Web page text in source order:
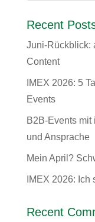
Recent
Juni-Rückblick:
Content
IMEX 2026: 5
Events
B2B-Events
und Ansprache
Mein April?
IMEX 2026:
Recent